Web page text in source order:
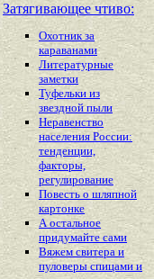
Затягивающее чтиво:
Охотник за
караванами
Литературные
заметки
Туфельки из
звездной пыли
Неравенство
населения России:
тенденции,
факторы,
регулирование
Повесть о шляпной
картонке
А остальное
придумайте сами
Вяжем свитера и
пуловеры спицами и